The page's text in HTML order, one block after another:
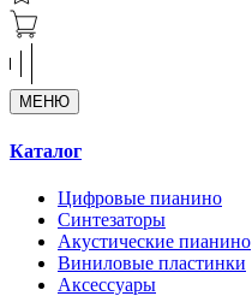
МЕНЮ
Каталог
Цифровые пианино
Синтезаторы
Акустические пианино
Виниловые пластинки
Аксессуары